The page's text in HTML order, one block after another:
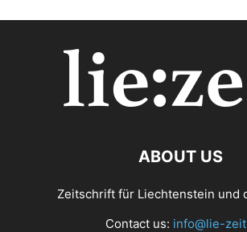
ABOUT US
Zeitschrift für Liechtenstein und
Contact us: info@lie-